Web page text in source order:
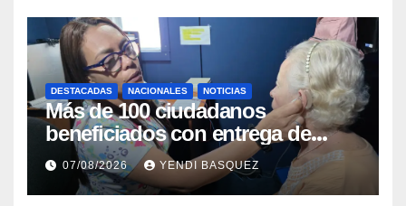
DESTACADAS NACIONALES NOTICIAS
Más de 100 ciudadanos
beneficiados con entrega de
prótesis auditivas en el Centro de
Rehabilitación J.J. Arvelo
07/08/2026 YENDI BASQUEZ